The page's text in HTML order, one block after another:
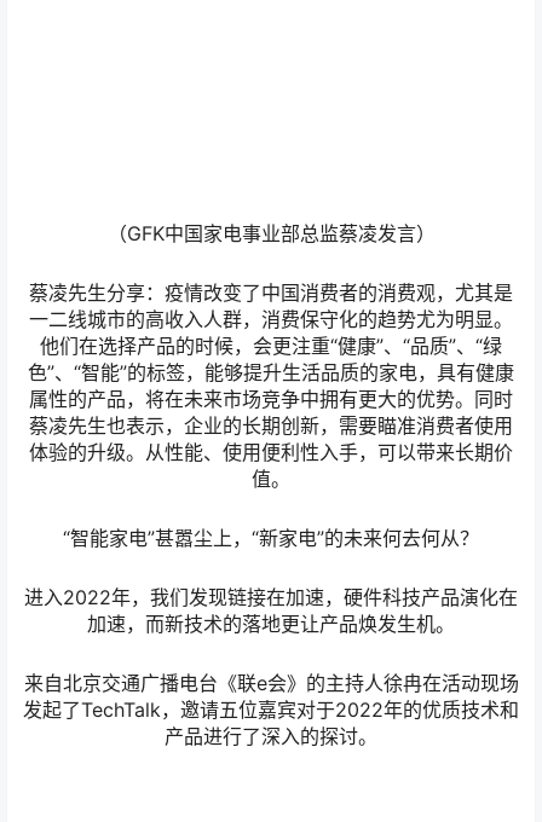
值。
“智能家电”甚嚣尘上，“新家电”的未来何去何从？
进入2022年，我们发现链接在加速，硬件科技产品演化在
加速，而新技术的落地更让产品焕发生机。
来自北京交通广播电台《联e会》的主持人徐冉在活动现场
发起了TechTalk，邀请五位嘉宾对于2022年的优质技术和
产品进行了深入的探讨。